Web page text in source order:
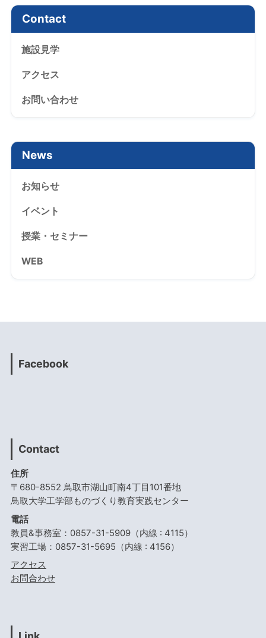
Contact
施設見学
アクセス
お問い合わせ
News
お知らせ
イベント
授業・セミナー
WEB
Facebook
Contact
住所
〒680-8552 鳥取市湖山町南4丁目101番地
鳥取大学工学部ものづくり教育実践センター
電話
教員&事務室：0857-31-5909（内線 : 4115）
実習工場：0857-31-5695（内線 : 4156）
アクセス
お問合わせ